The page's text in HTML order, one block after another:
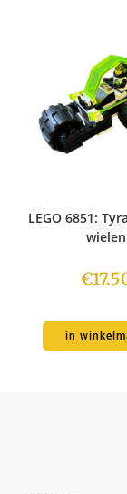
LEGO 6851:
wielen
€
in